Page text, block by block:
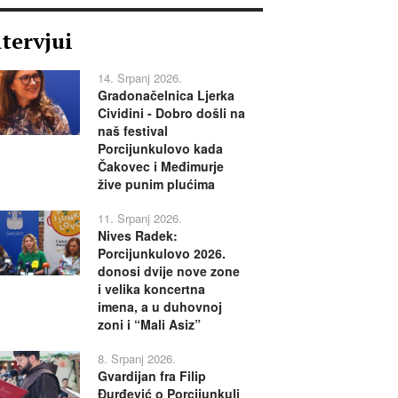
14. Srpanj 2026.
Gradonačelnica Ljerka
Cividini - Dobro došli na
naš festival
Porcijunkulovo kada
Čakovec i Međimurje
žive punim plućima
11. Srpanj 2026.
Nives Radek:
Porcijunkulovo 2026.
donosi dvije nove zone
i velika koncertna
imena, a u duhovnoj
zoni i “Mali Asiz”
8. Srpanj 2026.
Gvardijan fra Filip
Đurđević o Porcijunkuli